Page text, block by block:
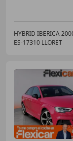
HYBRID IBERICA
ES-17310 LLORET